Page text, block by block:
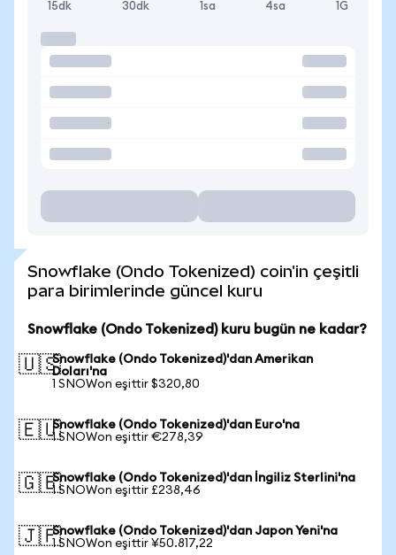
15dk 30dk 1sa 4sa 1G
Snowflake (Ondo Tokenized) coin'in çeşitli
para birimlerinde güncel kuru
Snowflake (Ondo Tokenized) kuru bugün ne kadar?
🇺🇸Snowflake (Ondo Tokenized)'dan Amerikan
Doları'na
1 SNOWon eşittir $320,80
🇪🇺Snowflake (Ondo Tokenized)'dan Euro'na
1 SNOWon eşittir €278,39
🇬🇧Snowflake (Ondo Tokenized)'dan İngiliz Sterlini'na
1 SNOWon eşittir £238,46
🇯🇵Snowflake (Ondo Tokenized)'dan Japon Yeni'na
1 SNOWon eşittir ¥50.817,22